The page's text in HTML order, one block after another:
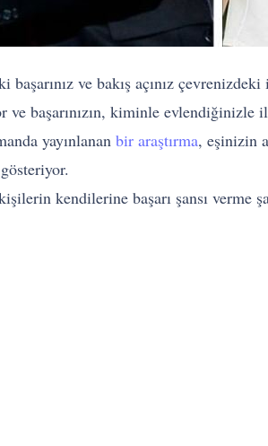
başarınız ve bakış açınız
başarınızın, kiminle
yayınlanan bir araştırma, eşinizin
kendilerine başarı şansı verme